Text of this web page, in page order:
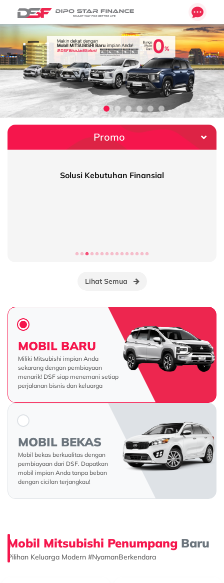
Promo
Simulasi KreditPromo Mitsubishi
Lihat Semua
MOBIL BARU
Miliki Mitsubishi impian Anda
sekarang dengan pembiayaan
menarik! DSF siap menemani setiap
perjalanan bisnis dan keluarga
MOBIL BEKAS
Mobil bekas berkualitas dengan
pembiayaan dari DSF. Dapatkan
mobil impian Anda tanpa beban
dengan cicilan terjangkau!
Mobil Mitsubishi Penumpang Baru
Pilihan Keluarga Modern #NyamanBerkendara